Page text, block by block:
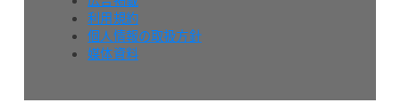
利用規約
個人情報の取扱方針
媒体資料